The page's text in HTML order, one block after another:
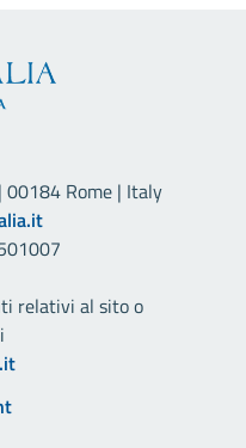
00184 Rome | Italy
relativi al sito o